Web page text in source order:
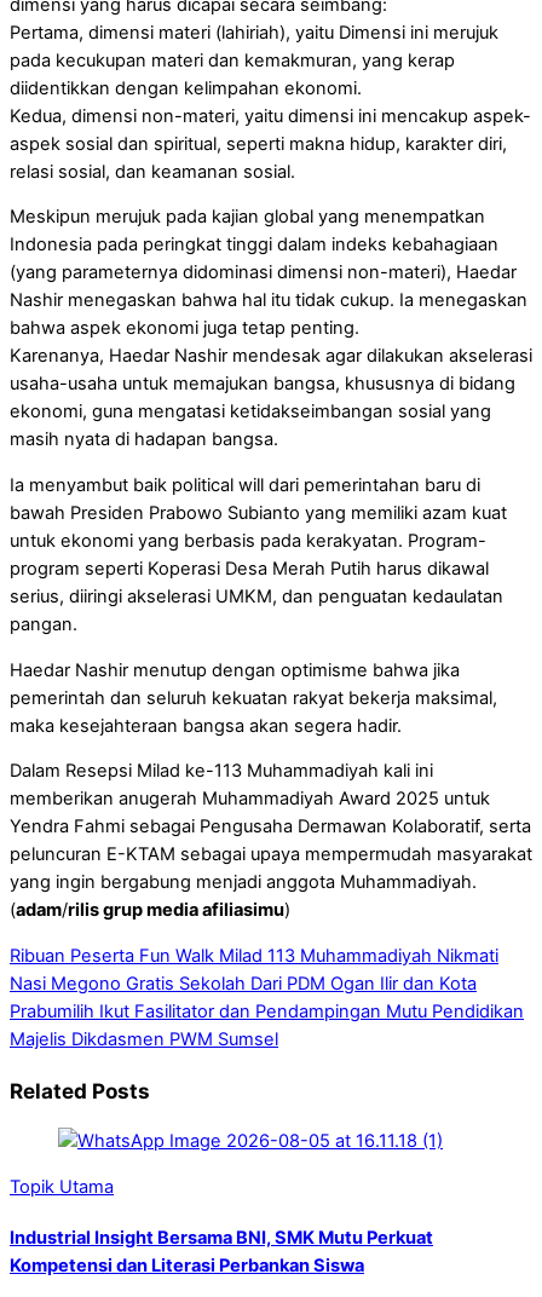
dimensi yang harus dicapai secara seimbang:
Pertama, dimensi materi (lahiriah), yaitu Dimensi ini merujuk
pada kecukupan materi dan kemakmuran, yang kerap
diidentikkan dengan kelimpahan ekonomi.
Kedua, dimensi non-materi, yaitu dimensi ini mencakup aspek-
aspek sosial dan spiritual, seperti makna hidup, karakter diri,
relasi sosial, dan keamanan sosial.
Meskipun merujuk pada kajian global yang menempatkan
Indonesia pada peringkat tinggi dalam indeks kebahagiaan
(yang parameternya didominasi dimensi non-materi), Haedar
Nashir menegaskan bahwa hal itu tidak cukup. Ia menegaskan
bahwa aspek ekonomi juga tetap penting.
Karenanya, Haedar Nashir mendesak agar dilakukan akselerasi
usaha-usaha untuk memajukan bangsa, khususnya di bidang
ekonomi, guna mengatasi ketidakseimbangan sosial yang
masih nyata di hadapan bangsa.
Ia menyambut baik political will dari pemerintahan baru di
bawah Presiden Prabowo Subianto yang memiliki azam kuat
untuk ekonomi yang berbasis pada kerakyatan. Program-
program seperti Koperasi Desa Merah Putih harus dikawal
serius, diiringi akselerasi UMKM, dan penguatan kedaulatan
pangan.
Haedar Nashir menutup dengan optimisme bahwa jika
pemerintah dan seluruh kekuatan rakyat bekerja maksimal,
maka kesejahteraan bangsa akan segera hadir.
Dalam Resepsi Milad ke-113 Muhammadiyah kali ini
memberikan anugerah Muhammadiyah Award 2025 untuk
Yendra Fahmi sebagai Pengusaha Dermawan Kolaboratif, serta
peluncuran E-KTAM sebagai upaya mempermudah masyarakat
yang ingin bergabung menjadi anggota Muhammadiyah.
(adam/rilis grup media afiliasimu)
Ribuan Peserta Fun Walk Milad 113 Muhammadiyah Nikmati
Nasi Megono Gratis Sekolah Dari PDM Ogan Ilir dan Kota
Prabumilih Ikut Fasilitator dan Pendampingan Mutu Pendidikan
Majelis Dikdasmen PWM Sumsel
Related Posts
Topik Utama
Industrial Insight Bersama BNI, SMK Mutu Perkuat
Kompetensi dan Literasi Perbankan Siswa